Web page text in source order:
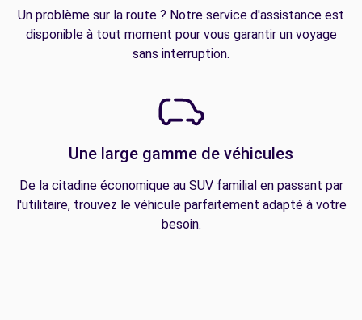
Un problème sur la route ? Notre service d'assistance est
disponible à tout moment pour vous garantir un voyage
sans interruption.
Une large gamme de véhicules
De la citadine économique au SUV familial en passant par
l'utilitaire, trouvez le véhicule parfaitement adapté à votre
besoin.